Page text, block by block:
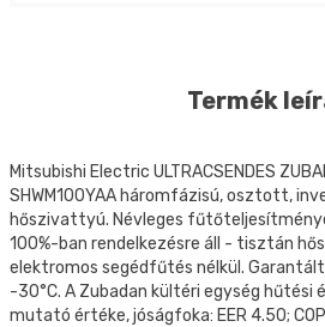
Termék
Mitsubishi Electric ULTRACSENDES
SHWM100YAA háromfázisú, osztott,
hőszivattyú. Névleges fűtőteljesítménye
100%-ban rendelkezésre áll - tisztán
elektromos segédfűtés nélkül.
-30°C. A Zubadan kültéri egység hűtési
mutató értéke, jóságfoka: EER 4.50;